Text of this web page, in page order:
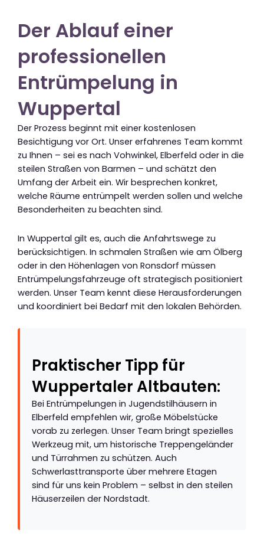
Der Ablauf einer
professionellen
Entrümpelung in
Wuppertal
Der Prozess beginnt mit einer kostenlosen
Besichtigung vor Ort. Unser erfahrenes Team kommt
zu Ihnen – sei es nach Vohwinkel, Elberfeld oder in die
steilen Straßen von Barmen – und schätzt den
Umfang der Arbeit ein. Wir besprechen konkret,
welche Räume entrümpelt werden sollen und welche
Besonderheiten zu beachten sind.
In Wuppertal gilt es, auch die Anfahrtswege zu
berücksichtigen. In schmalen Straßen wie am Ölberg
oder in den Höhenlagen von Ronsdorf müssen
Entrümpelungsfahrzeuge oft strategisch positioniert
werden. Unser Team kennt diese Herausforderungen
und koordiniert bei Bedarf mit den lokalen Behörden.
Praktischer Tipp für
Wuppertaler Altbauten:
Bei Entrümpelungen in Jugendstilhäusern in
Elberfeld empfehlen wir, große Möbelstücke
vorab zu zerlegen. Unser Team bringt spezielles
Werkzeug mit, um historische Treppengeländer
und Türrahmen zu schützen. Auch
Schwerlasttransporte über mehrere Etagen
sind für uns kein Problem – selbst in den steilen
Häuserzeilen der Nordstadt.